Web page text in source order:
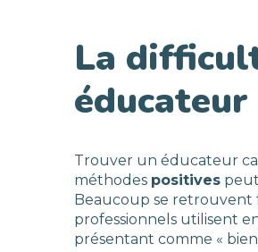
La
éducateur
Trouver un éducateur
méthodes positives
Beaucoup se retrouvent
professionnels utilisent
présentant comme «